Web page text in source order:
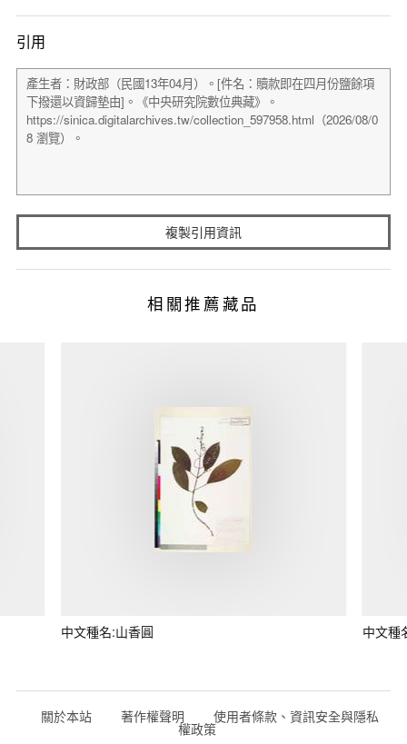
引用
複製引用資訊
相關推薦藏品
中文種名:山香圓 中文種
關於本站 著作權聲明 使用者條款、資訊安全與隱私
權政策